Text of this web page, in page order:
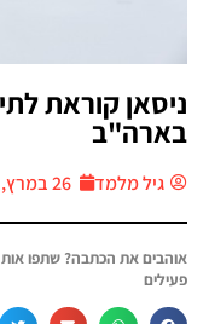
ניסאן קוראת
בארה"ב
גיל מלמד 26 במרץ, 2014
אוהבים את הכתבה? שתפו
פעילים